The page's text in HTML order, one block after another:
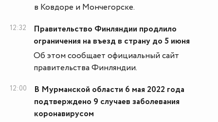
в Ковдоре и Мончегорске.
12:32
Правительство Финляндии продлило
ограничения на въезд в страну до 5 июня
Об этом сообщает официальный сайт
правительства Финляндии.
12:00
В Мурманской области 6 мая 2022 года
подтверждено 9 случаев заболевания
коронавирусом